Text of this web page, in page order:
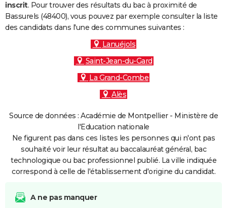
FORUM
inscrit. Pour trouver des résultats du bac à proximité de
Bassurels (48400), vous pouvez par exemple consulter la liste
des candidats dans l'une des communes suivantes :
Lanuéjols
Saint-Jean-du-Gard
La Grand-Combe
Alès
Source de données : Académie de Montpellier - Ministère de
l'Education nationale
Ne figurent pas dans ces listes les personnes qui n'ont pas
souhaité voir leur résultat au baccalauréat général, bac
technologique ou bac professionnel publié. La ville indiquée
correspond à celle de l'établissement d'origine du candidat.
A ne pas manquer